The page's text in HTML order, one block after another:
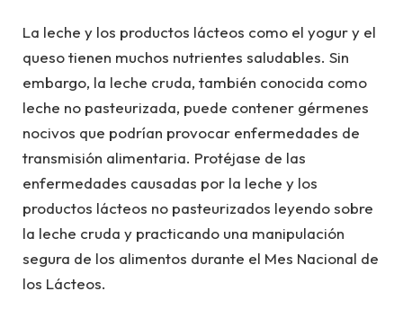
La leche y los productos lácteos como el yogur y el
queso tienen muchos nutrientes saludables. Sin
embargo, la leche cruda, también conocida como
leche no pasteurizada, puede contener gérmenes
nocivos que podrían provocar enfermedades de
transmisión alimentaria. Protéjase de las
enfermedades causadas por la leche y los
productos lácteos no pasteurizados leyendo sobre
la leche cruda y practicando una manipulación
segura de los alimentos durante el Mes Nacional de
los Lácteos.